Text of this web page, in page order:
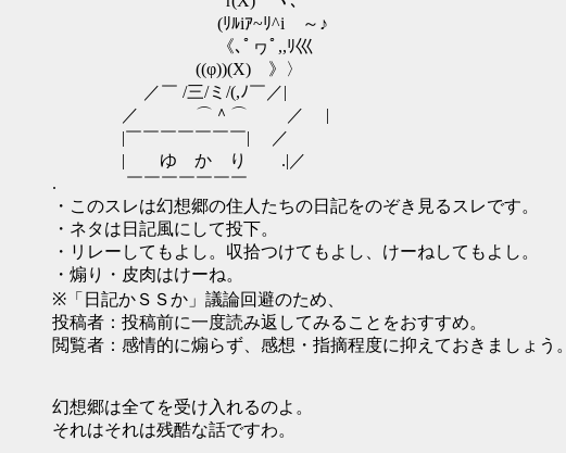
(ﾘﾙiｱ~ﾘ^i ～♪
《､ﾟヮﾟ,,ﾘ巛
((φ))(X) 》〉
／￣ /三/ミ/(,ﾉ￣／|
／ ⌒＾⌒ ／ |
|￣￣￣￣￣￣￣| ／
| ゆ か り .|／
. ￣￣￣￣￣￣￣
・このスレは幻想郷の住人たちの日記をのぞき見るスレです。
・ネタは日記風にして投下。
・リレーしてもよし。収拾つけてもよし、けーねしてもよし。
・煽り・皮肉はけーね。
※「日記かＳＳか」議論回避のため、
投稿者：投稿前に一度読み返してみることをおすすめ。
閲覧者：感情的に煽らず、感想・指摘程度に抑えておきましょう。
幻想郷は全てを受け入れるのよ。
それはそれは残酷な話ですわ。